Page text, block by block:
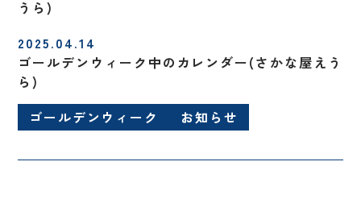
2025.04.14
ゴールデンウィーク中のカレンダー(さかな屋えう
ら)
ゴールデンウィーク
お知らせ